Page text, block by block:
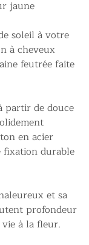
jaune
soleil à votre
à cheveux
feutrée faite
partir de douce
en acier
durable
et sa
profondeur
à la fleur.